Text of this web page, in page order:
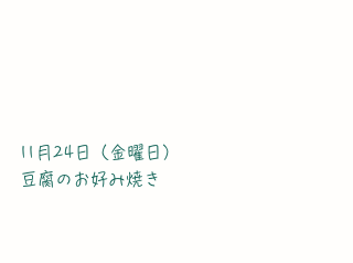
11月24日（金曜日）
豆腐のお好み焼き